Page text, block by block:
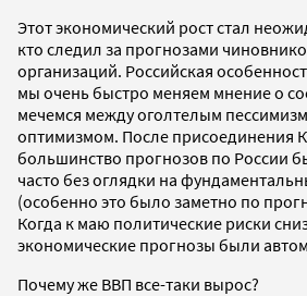
Этот экономический рост стал
кто следил за прогнозами
организаций. Российская
мы очень быстро меняем мнение о
мечемся между оголтелым
оптимизмом. После присоединения
большинство прогнозов по России
часто без оглядки на
(особенно это было заметно по
Когда к маю политические риски
экономические прогнозы были
Почему же ВВП все-таки вырос?